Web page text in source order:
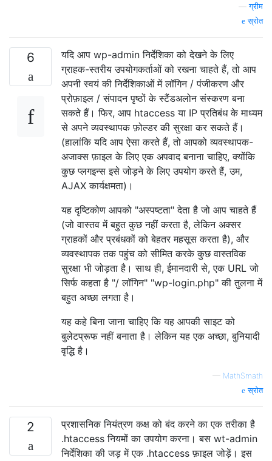
—ग्रीम
स्रोत
6
यदि आप wp-admin निर्देशिका को देखने के लिए
ग्राहक-स्तरीय उपयोगकर्ताओं को रखना चाहते हैं, तो आप
अपनी स्वयं की निर्देशिकाओं में लॉगिन / पंजीकरण और
प्रोफ़ाइल / संपादन पृष्ठों के स्टैंडअलोन संस्करण बना
सकते हैं। फिर, आप htaccess या IP प्रतिबंध के माध्यम
से अपने व्यवस्थापक फ़ोल्डर की सुरक्षा कर सकते हैं।
(हालांकि यदि आप ऐसा करते हैं, तो आपको व्यवस्थापक-
अजाक्स फ़ाइल के लिए एक अपवाद बनाना चाहिए, क्योंकि
कुछ प्लगइन्स इसे जोड़ने के लिए उपयोग करते हैं, उम,
AJAX कार्यक्षमता)।
यह दृष्टिकोण आपको "अस्पष्टता" देता है जो आप चाहते हैं
(जो वास्तव में बहुत कुछ नहीं करता है, लेकिन अक्सर
ग्राहकों और प्रबंधकों को बेहतर महसूस करता है), और
व्यवस्थापक तक पहुंच को सीमित करके कुछ वास्तविक
सुरक्षा भी जोड़ता है। साथ ही, ईमानदारी से, एक URL जो
सिर्फ कहता है "/ लॉगिन" "wp-login.php" की तुलना में
बहुत अच्छा लगता है।
यह कहे बिना जाना चाहिए कि यह आपकी साइट को
बुलेटप्रूफ नहीं बनाता है। लेकिन यह एक अच्छा, बुनियादी
वृद्धि है।
— MathSmath
स्रोत
2
प्रशासनिक नियंत्रण कक्ष को बंद करने का एक तरीका है
.htaccess नियमों का उपयोग करना। बस wt-admin
निर्देशिका की जड़ में एक .htaccess फ़ाइल जोड़ें। इस